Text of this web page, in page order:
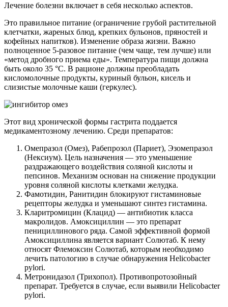
Лечение болезни включает в себя несколько аспектов.
Это правильное питание (ограничение грубой растительной
клетчатки, жареных блюд, крепких бульонов, пряностей и
кофейных напитков). Изменение образа жизни. Важно
полноценное 5-разовое питание (чем чаще, тем лучше) или
«метод дробного приема еды». Температура пищи должна
быть около 35 °C. В рационе должны преобладать
кисломолочные продукты, куриный бульон, кисель и
слизистые молочные каши (геркулес).
Этот вид хронической формы гастрита поддается
медикаментозному лечению. Среди препаратов:
Омепразол (Омез), Рабепрозол (Париет), Эзомепразол
(Нексиум). Цель назначения — это уменьшение
раздражающего воздействия соляной кислоты и
пепсинов. Механизм основан на снижение продукции
уровня соляной кислоты клетками желудка.
Фамотидин, Ранитидин блокируют гистаминовые
рецепторы желудка и уменьшают синтез гистамина.
Кларитромицин (Клацид) — антибиотик класса
макролидов. Амоксициллин — это препарат
пенициллинового ряда. Самой эффективной формой
Амоксициллина является вариант Солютаб. К нему
относят Флемоксин Солютаб, которым необходимо
лечить патологию в случае обнаружения Helicobacter
pylori.
Метронидазол (Трихопол). Противопротозойный
препарат. Требуется в случае, если выявили Helicobacter
pylori.